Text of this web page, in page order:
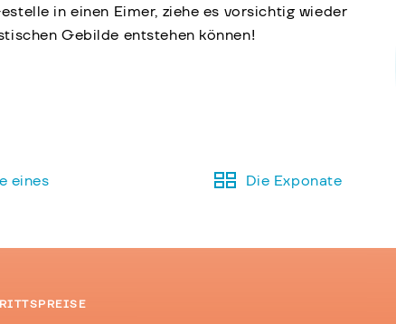
in einen Eimer, ziehe es vorsichtig wieder
Gebilde entstehen können!
eines
Die Exponate